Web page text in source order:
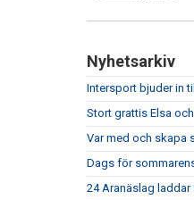
Nyhetsarkiv
Intersport bjuder in
Stort grattis Elsa
Var med och skapa
Dags för
24 Aranäslag laddar